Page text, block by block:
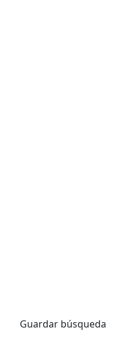
Guardar búsqueda